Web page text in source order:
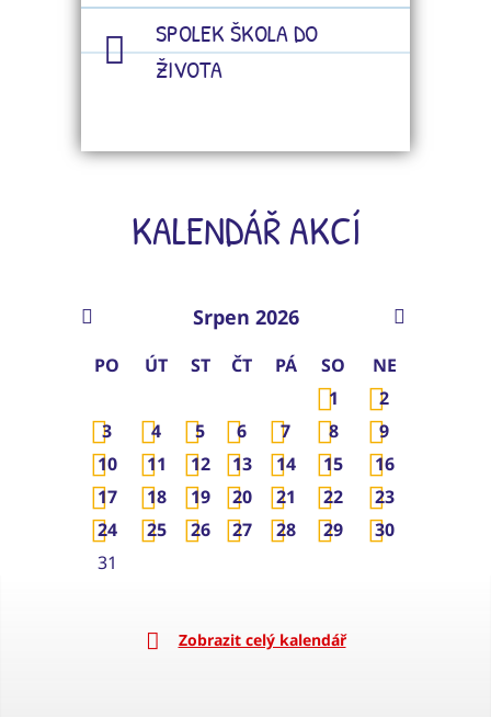
SPOLEK ŠKOLA DO
ŽIVOTA
KALENDÁŘ AKCÍ
Srpen 2026
PO ÚT ST ČT PÁ SO
NE
1
2
3
4 5 6 7 8
9
10
11 12 13 14 15
16
17
18 19 20 21 22
23
24
25 26 27 28 29
30
31
Zobrazit celý kalendář